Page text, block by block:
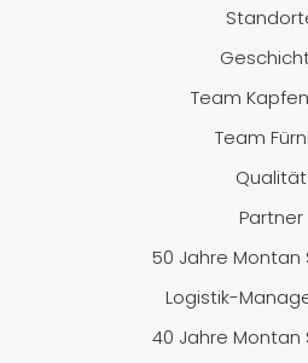
Team
Team
Qualität
Partner
50 Jahre Montan
Logistik-
40 Jahre Montan